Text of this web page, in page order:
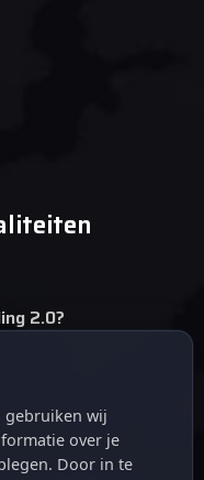
2.0?
gebruiken wij
over je
Door in te